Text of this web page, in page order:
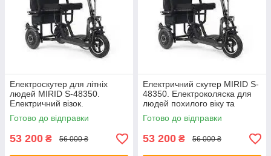
Електроскутер для літніх
людей MIRID S-48350.
Електричний візок.
Безкоштовна доставка
Готово до відправки
53 200 ₴ 56 000 ₴
Електричний скутер MIRID S-
48350. Електроколяска для
людей похилого віку та
інвалідів.(код 5071)
Готово до відправки
53 200 ₴ 56 000 ₴